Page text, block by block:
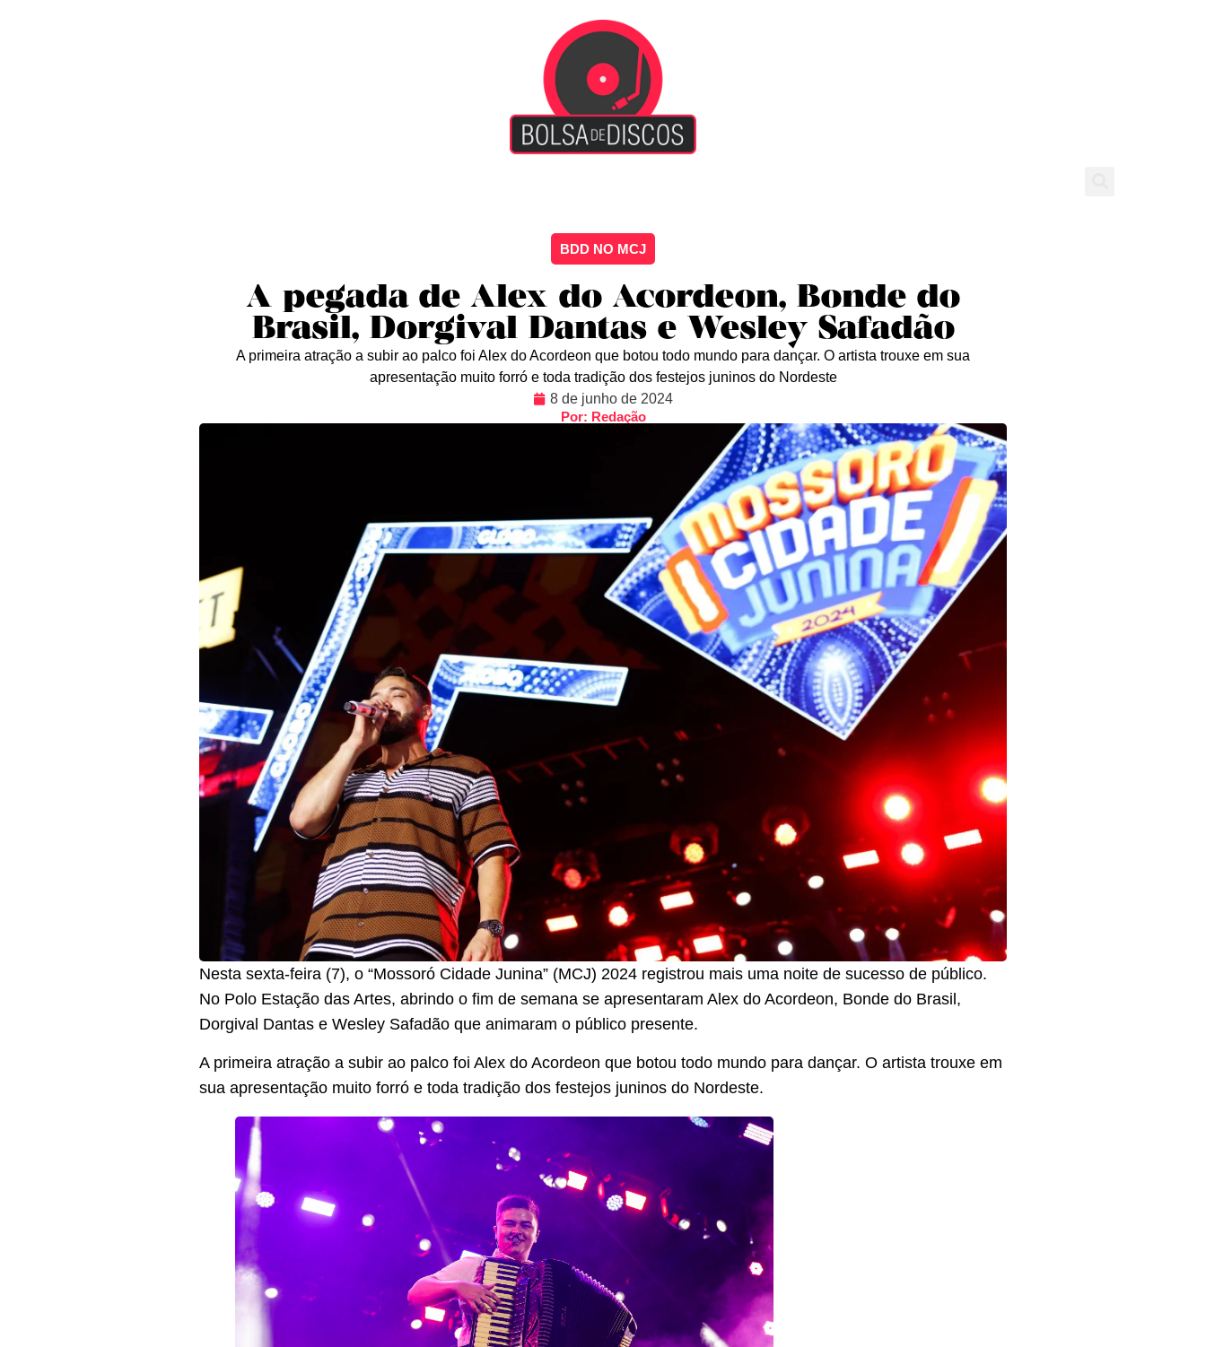
BDD NO MCJ
A pegada de Alex do Acordeon, Bonde do
Brasil, Dorgival Dantas e Wesley Safadão
A primeira atração a subir ao palco foi Alex do Acordeon que botou todo mundo para dançar. O artista trouxe em sua
apresentação muito forró e toda tradição dos festejos juninos do Nordeste
8 de junho de 2024
Por: Redação
Nesta sexta-feira (7), o “Mossoró Cidade Junina” (MCJ) 2024 registrou mais uma noite de sucesso de público.
No Polo Estação das Artes, abrindo o fim de semana se apresentaram Alex do Acordeon, Bonde do Brasil,
Dorgival Dantas e Wesley Safadão que animaram o público presente.
A primeira atração a subir ao palco foi Alex do Acordeon que botou todo mundo para dançar. O artista trouxe em
sua apresentação muito forró e toda tradição dos festejos juninos do Nordeste.